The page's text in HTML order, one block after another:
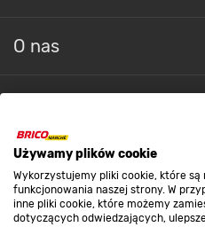
Używamy plików cookie
Wykorzystujemy pliki cookie, które są
funkcjonowania naszej strony. W
inne pliki cookie, które możemy
dotyczących odwiedzających,
O nas
Strefa biznesu